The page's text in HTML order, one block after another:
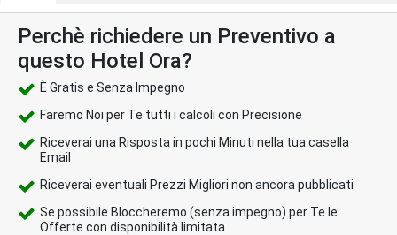
Perchè richiedere un Preventivo a
questo Hotel Ora?
È Gratis e Senza Impegno
Faremo Noi per Te tutti i calcoli con Precisione
Riceverai una Risposta in pochi Minuti nella tua casella
Email
Riceverai eventuali Prezzi Migliori non ancora pubblicati
Se possibile Bloccheremo (senza impegno) per Te le
Offerte con disponibilità limitata